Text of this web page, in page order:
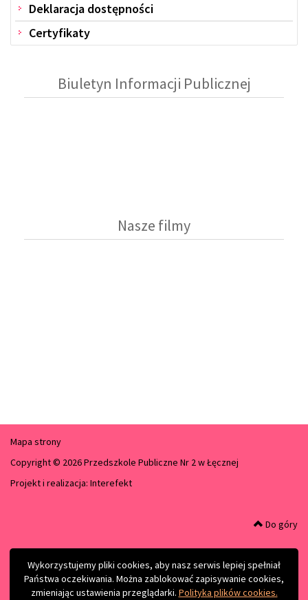
Wykorzystujemy pliki cookies, aby nasz serwis lepiej spełniał
Państwa oczekiwania. Można zablokować zapisywanie cookies,
zmieniając ustawienia przeglądarki. Polityka plików cookies.
Deklaracja dostępności
Certyfikaty
Biuletyn Informacji Publicznej
Nasze filmy
Mapa strony
Copyright © 2026 Przedszkole Publiczne Nr 2 w Łęcznej
Projekt i realizacja: Interefekt
Do góry